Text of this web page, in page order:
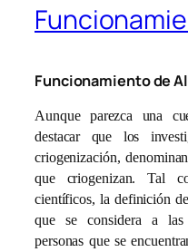
Funcionamiento de
Aunque parezca una
destacar que los
criogenización,
que criogenizan. Tal
científicos, la definición
que se considera a las
personas que se